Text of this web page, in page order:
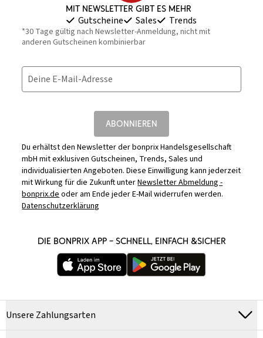
Mit Newsletter gibt es mehr
Gutscheine Sales Trends
*30 Tage gültig nach Newsletter-Anmeldung, nicht mit
anderen Gutscheinen kombinierbar
Deine E-Mail-Adresse
ABONNIEREN
Du erhältst den Newsletter der bonprix Handelsgesellschaft
mbH mit exklusiven Gutscheinen, Trends, Sales und
individualisierten Angeboten. Diese Einwilligung kann jederzeit
mit Wirkung für die Zukunft unterNewsletter Abmeldung -
bonprix.deoder am Ende jeder E-Mail widerrufen werden.
Datenschutzerklärung
DIE BONPRIX APP – SCHNELL, EINFACH &SICHER
Unsere Zahlungsarten